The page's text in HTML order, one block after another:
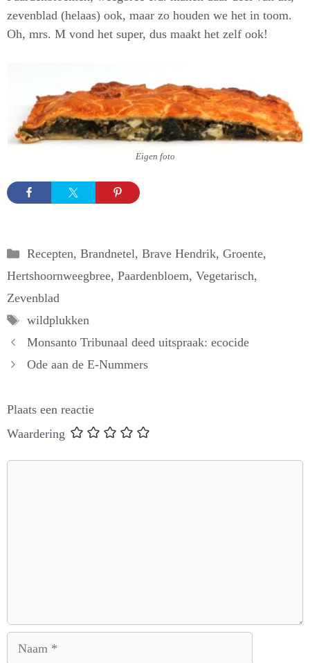
zevenblad (helaas) ook, maar zo houden we het in toom.
Oh, mrs. M vond het super, dus maakt het zelf ook!
Eigen foto
Categorieën
Recepten, Brandnetel, Brave Hendrik, Groente,
Hertshoornweegbree, Paardenbloem, Vegetarisch,
Zevenblad
Tags
wildplukken
Monsanto Tribunaal deed uitspraak: ecocide
Ode aan de E-Nummers
Plaats een reactie
Waardering